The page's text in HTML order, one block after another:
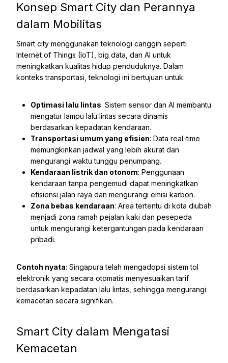
Konsep Smart City dan Perannya
dalam Mobilitas
Smart city menggunakan teknologi canggih seperti
Internet of Things (IoT), big data, dan AI untuk
meningkatkan kualitas hidup penduduknya. Dalam
konteks transportasi, teknologi ini bertujuan untuk:
Optimasi lalu lintas: Sistem sensor dan AI membantu
mengatur lampu lalu lintas secara dinamis
berdasarkan kepadatan kendaraan.
Transportasi umum yang efisien: Data real-time
memungkinkan jadwal yang lebih akurat dan
mengurangi waktu tunggu penumpang.
Kendaraan listrik dan otonom: Penggunaan
kendaraan tanpa pengemudi dapat meningkatkan
efisiensi jalan raya dan mengurangi emisi karbon.
Zona bebas kendaraan: Area tertentu di kota diubah
menjadi zona ramah pejalan kaki dan pesepeda
untuk mengurangi ketergantungan pada kendaraan
pribadi.
Contoh nyata: Singapura telah mengadopsi sistem tol
elektronik yang secara otomatis menyesuaikan tarif
berdasarkan kepadatan lalu lintas, sehingga mengurangi
kemacetan secara signifikan.
Smart City dalam Mengatasi
Kemacetan